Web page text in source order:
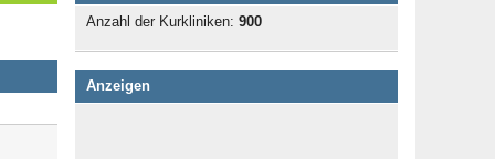
Anzahl der Kurkliniken: 900
Anzeigen